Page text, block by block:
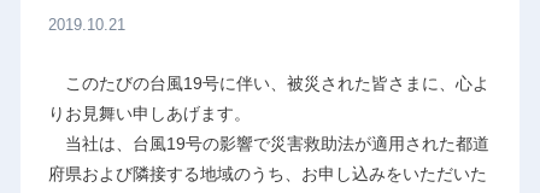
2019.10.21
このたびの台風19号に伴い、被災された皆さまに、心よ
りお見舞い申しあげます。
当社は、台風19号の影響で災害救助法が適用された都道
府県および隣接する地域のうち、お申し込みをいただいた